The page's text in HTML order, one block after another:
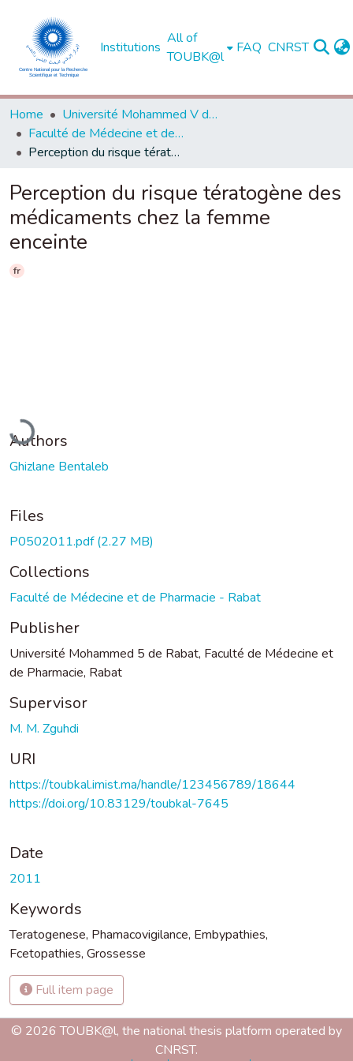
Institutions
All of
TOUBK@l
FAQ CNRST
Home
Université Mohammed V de Rabat
Faculté de Médecine et de Pharmacie - Rabat
Perception du risque tératogène des médicaments chez la femme enceinte
Perception du risque tératogène des
médicaments chez la femme
enceinte
fr
Loading...
Authors
Ghizlane Bentaleb
Files
P0502011.pdf(2.27 MB)
Collections
Faculté de Médecine et de Pharmacie - Rabat
Publisher
Université Mohammed 5 de Rabat, Faculté de Médecine et
de Pharmacie, Rabat
Supervisor
M. M. Zguhdi
URI
https://toubkal.imist.ma/handle/123456789/18644
https://doi.org/10.83129/toubkal-7645
Date
2011
Keywords
Teratogenese, Phamacovigilance, Embypathies,
Fcetopathies, Grossesse
Full item page
© 2026 TOUBK@l, the national thesis platform operated by
CNRST.